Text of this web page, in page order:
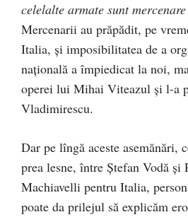
celelalte armate sunt
Mercenarii au prăpădit, pe
Italia, şi imposibilitatea de a
naţională a împiedicat la noi,
operei lui Mihai Viteazul şi l-a
Vladimirescu.
Dar pe lîngă aceste asemănări,
prea lesne, între Ștefan Vodă şi
Machiavelli pentru Italia,
poate da prilejul să explicăm